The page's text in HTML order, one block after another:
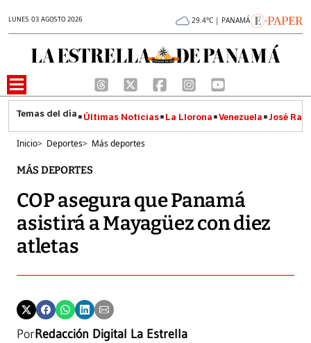
LUNES 03 AGOSTO 2026 29.4°C | PANAMÁ
Últimas Noticias La Llorona Venezuela José
Inicio> Deportes> Más deportes
MÁS DEPORTES
COP asegura que Panamá
asistirá a Mayagüez con diez
atletas
PorRedacción Digital La Estrella